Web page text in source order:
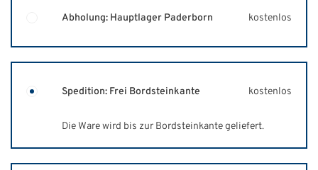
Abholung: Hauptlager Paderborn kostenlos
Spedition: Frei Bordsteinkante kostenlos
Die Ware wird bis zur Bordsteinkante geliefert.